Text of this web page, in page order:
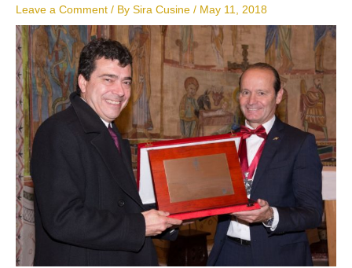
Leave a Comment / By Sira Cusine / May 11, 2018